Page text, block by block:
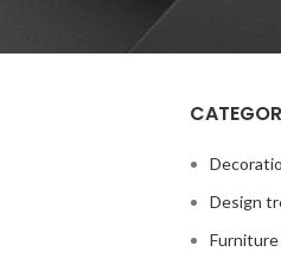
Design
Furniture